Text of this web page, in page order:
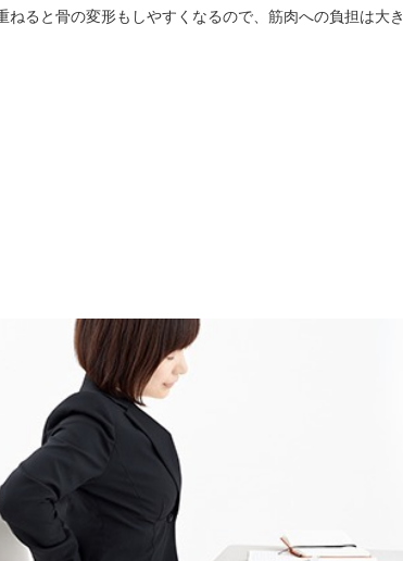
ねると骨の変形もしやすくなるので、筋肉への負担は大き